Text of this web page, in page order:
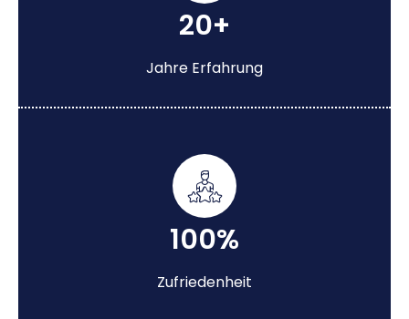
20+
Jahre Erfahrung
100%
Zufriedenheit